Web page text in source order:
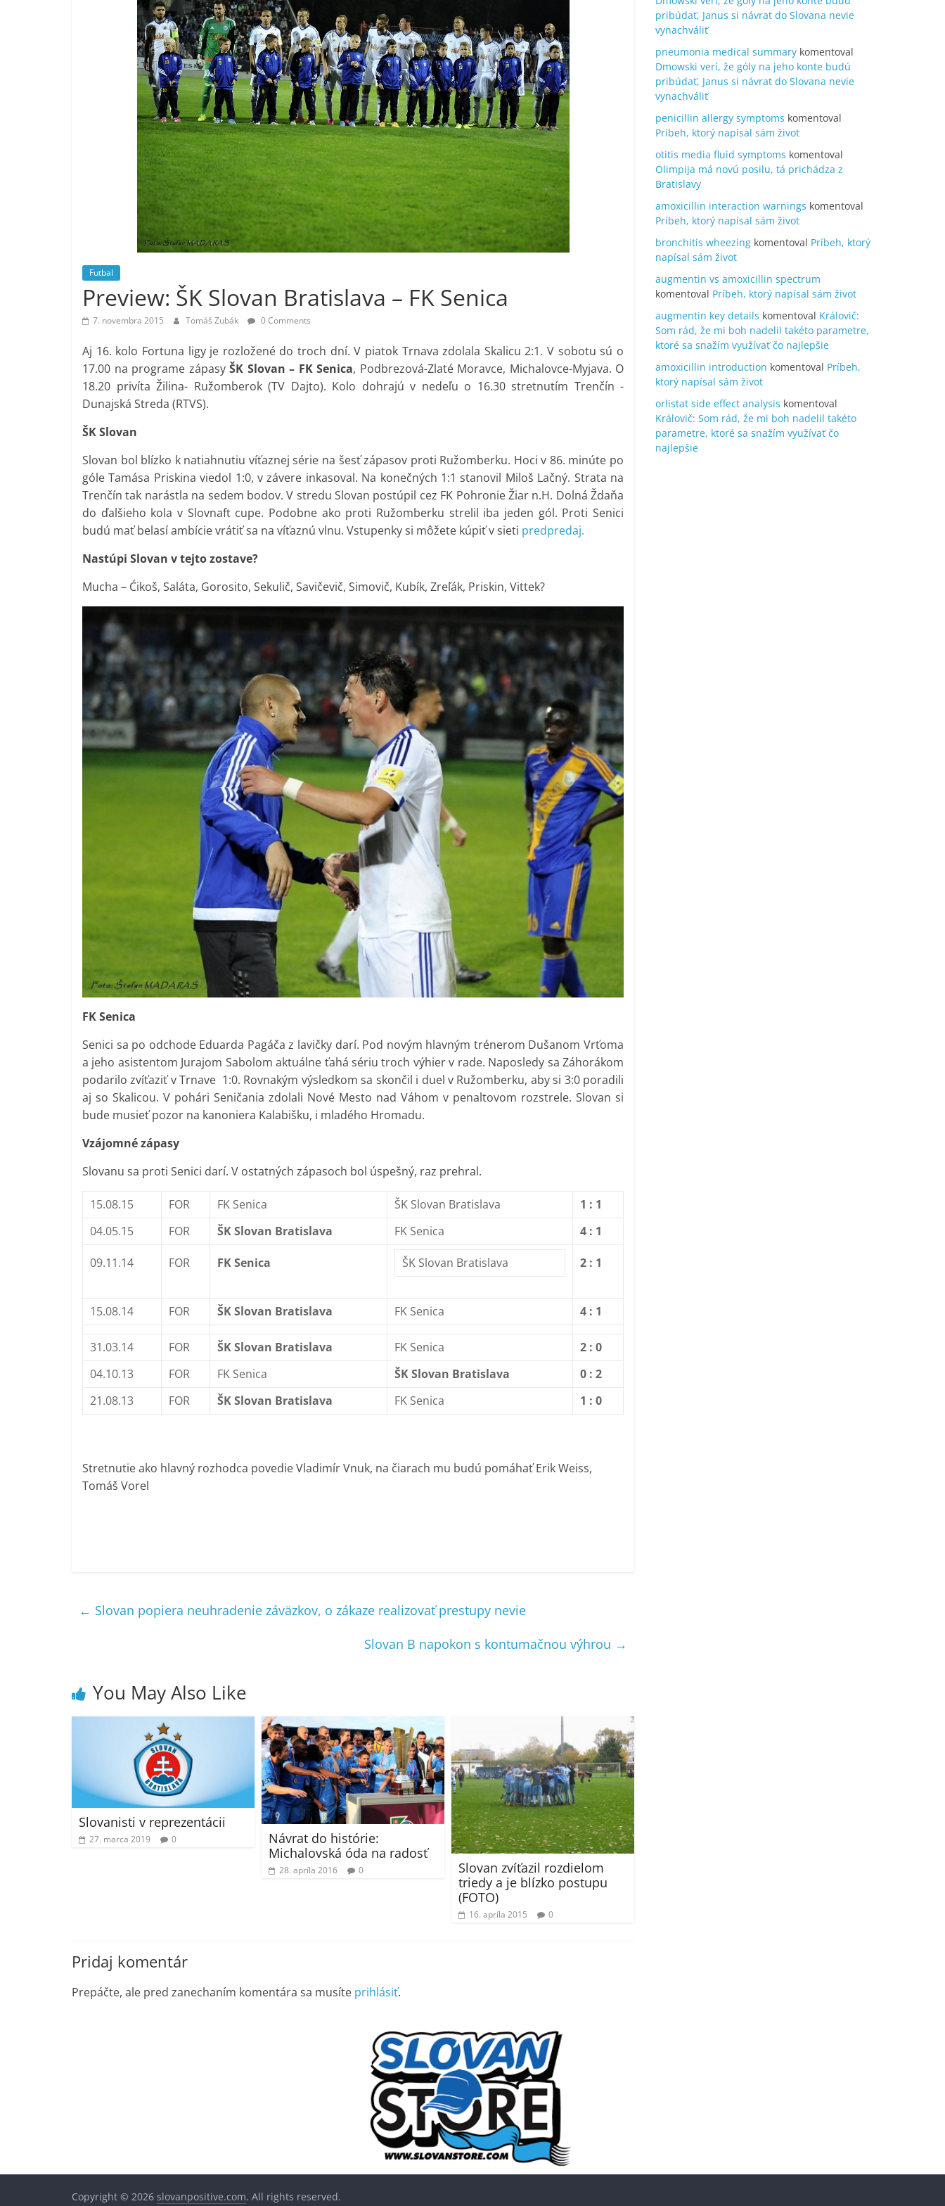
Futbal
Preview: ŠK Slovan Bratislava – FK Senica
7. novembra 2015 Tomáš Zubák 0 Comments
Aj 16. kolo Fortuna ligy je rozložené do troch dní. V piatok Trnava zdolala Skalicu 2:1. V sobotu sú o
17.00 na programe zápasy ŠK Slovan – FK Senica, Podbrezová-Zlaté Moravce, Michalovce-Myjava. O
18.20 privíta Žilina- Ružomberok (TV Dajto). Kolo dohrajú v nedeľu o 16.30 stretnutím Trenčín -
Dunajská Streda (RTVS).
ŠK Slovan
Slovan bol blízko k natiahnutiu víťaznej série na šesť zápasov proti Ružomberku. Hoci v 86. minúte po
góle Tamása Priskina viedol 1:0, v závere inkasoval. Na konečných 1:1 stanovil Miloš Lačný. Strata na
Trenčín tak narástla na sedem bodov. V stredu Slovan postúpil cez FK Pohronie Žiar n.H. Dolná Ždaňa
do ďalšieho kola v Slovnaft cupe. Podobne ako proti Ružomberku strelil iba jeden gól. Proti Senici
budú mať belasí ambície vrátiť sa na víťaznú vlnu. Vstupenky si môžete kúpiť v sieti predpredaj.
Nastúpi Slovan v tejto zostave?
Mucha – Ćikoš, Saláta, Gorosito, Sekulič, Savičevič, Simovič, Kubík, Zreľák, Priskin, Vittek?
FK Senica
Senici sa po odchode Eduarda Pagáča z lavičky darí. Pod novým hlavným trénerom Dušanom Vrťoma
a jeho asistentom Jurajom Sabolom aktuálne ťahá sériu troch výhier v rade. Naposledy sa Záhorákom
podarilo zvíťaziť v Trnave 1:0. Rovnakým výsledkom sa skončil i duel v Ružomberku, aby si 3:0 poradili
aj so Skalicou. V pohári Seničania zdolali Nové Mesto nad Váhom v penaltovom rozstrele. Slovan si
bude musieť pozor na kanoniera Kalabišku, i mladého Hromadu.
Vzájomné zápasy
Slovanu sa proti Senici darí. V ostatných zápasoch bol úspešný, raz prehral.
15.08.15 FOR FK Senica ŠK Slovan Bratislava
1 : 1
04.05.15
FOR ŠK Slovan Bratislava FK Senica 4 : 1
09.11.14 FOR FK Senica ŠK Slovan Bratislava 2 : 1
15.08.14 FOR ŠK Slovan Bratislava FK Senica 4 : 1
31.03.14 FOR ŠK Slovan Bratislava FK Senica
2 : 0
04.10.13
FOR FK Senica ŠK Slovan Bratislava
0 : 2
21.08.13
FOR ŠK Slovan Bratislava FK Senica 1 : 0
Stretnutie ako hlavný rozhodca povedie Vladimír Vnuk, na čiarach mu budú pomáhať Erik Weiss,
Tomáš Vorel
← Slovan popiera neuhradenie záväzkov, o zákaze realizovať prestupy nevie
Slovan B napokon s kontumačnou výhrou →
You May Also Like
Slovanisti v reprezentácii
27. marca 2019 0
Návrat do histórie:
Michalovská óda na radosť
28. apríla 2016 0
Slovan zvíťazil rozdielom
triedy a je blízko postupu
(FOTO)
16. apríla 2015 0
Pridaj komentár
Prepáčte, ale pred zanechaním komentára sa musíte prihlásiť.
pribúdať, Janus si návrat do Slovana nevie
vynachváliť
pneumonia medical summary komentoval
Dmowski verí, že góly na jeho konte budú
pribúdať, Janus si návrat do Slovana nevie
vynachváliť
penicillin allergy symptoms komentoval
Príbeh, ktorý napísal sám život
otitis media fluid symptoms komentoval
Olimpija má novú posilu, tá prichádza z
Bratislavy
amoxicillin interaction warnings komentoval
Príbeh, ktorý napísal sám život
bronchitis wheezing komentoval Príbeh, ktorý
napísal sám život
augmentin vs amoxicillin spectrum
komentoval Príbeh, ktorý napísal sám život
augmentin key details komentoval Královič:
Som rád, že mi boh nadelil takéto parametre,
ktoré sa snažím využívať čo najlepšie
amoxicillin introduction komentoval Príbeh,
ktorý napísal sám život
orlistat side effect analysis komentoval
Královič: Som rád, že mi boh nadelil takéto
parametre, ktoré sa snažím využívať čo
najlepšie
Copyright © 2026 slovanpositive.com. All rights reserved.